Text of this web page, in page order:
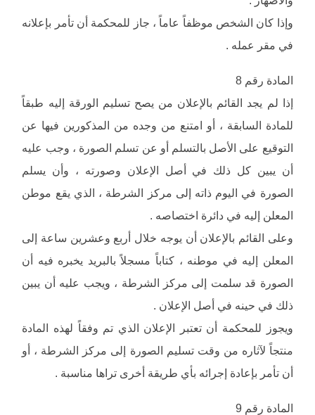
وإذا كان الشخص موظفاً عاماً ، جاز للمحكمة أن تأمر بإعلانه
في مقر عمله .
المادة رقم 8
إذا لم يجد القائم بالإعلان من يصح تسليم الورقة إليه طبقاً
للمادة السابقة ، أو امتنع من وجده من المذكورين فيها عن
التوقيع على الأصل بالتسلم أو عن تسلم الصورة ، وجب عليه
أن يبين كل ذلك في أصل الإعلان وصورته ، وأن يسلم
الصورة في اليوم ذاته إلى مركز الشرطة ، الذي يقع موطن
المعلن إليه في دائرة اختصاصه .
وعلى القائم بالإعلان أن يوجه خلال أربع وعشرين ساعة إلى
المعلن إليه في موطنه ، كتاباً مسجلاً بالبريد يخبره فيه أن
الصورة قد سلمت إلى مركز الشرطة ، ويجب عليه أن يبين
ذلك في حينه في أصل الإعلان .
ويجوز للمحكمة أن تعتبر الإعلان الذي تم وفقاً لهذه المادة
منتجاً لآثاره من وقت تسليم الصورة إلى مركز الشرطة ، أو
أن تأمر بإعادة إجرائه بأي طريقة أخرى تراها مناسبة .
المادة رقم 9